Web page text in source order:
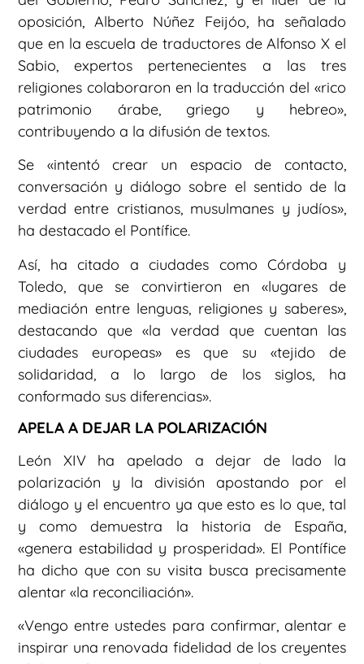
oposición, Alberto Núñez Feijóo, ha señalado
que en la escuela de traductores de Alfonso X el
Sabio, expertos pertenecientes a las tres
religiones colaboraron en la traducción del «rico
patrimonio árabe, griego y hebreo»,
contribuyendo a la difusión de textos.
Se «intentó crear un espacio de contacto,
conversación y diálogo sobre el sentido de la
verdad entre cristianos, musulmanes y judíos»,
ha destacado el Pontífice.
Así, ha citado a ciudades como Córdoba y
Toledo, que se convirtieron en «lugares de
mediación entre lenguas, religiones y saberes»,
destacando que «la verdad que cuentan las
ciudades europeas» es que su «tejido de
solidaridad, a lo largo de los siglos, ha
conformado sus diferencias».
APELA A DEJAR LA POLARIZACIÓN
León XIV ha apelado a dejar de lado la
polarización y la división apostando por el
diálogo y el encuentro ya que esto es lo que, tal
y como demuestra la historia de España,
«genera estabilidad y prosperidad». El Pontífice
ha dicho que con su visita busca precisamente
alentar «la reconciliación».
«Vengo entre ustedes para confirmar, alentar e
inspirar una renovada fidelidad de los creyentes